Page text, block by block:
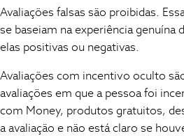
Nightwear & Pyjamas
Trousers & Leggings
Schoolwear
Sets & Outfits
Shirts & Blouses
Shorts & Skirts
Sportswear
Sweatshirts & Hoodies
Avaliações falsas são proibidas.
se baseiam na experiência genuína
elas positivas ou negativas.
Avaliações com incentivo oculto
avaliações em que a pessoa foi
com Money, produtos gratuitos,
a avaliação e não está claro se